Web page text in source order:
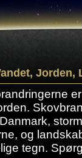
Jorden,
og
tegn.